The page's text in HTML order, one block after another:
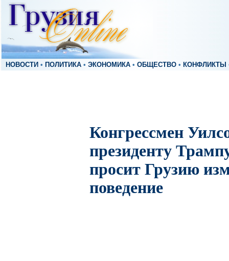
НОВОСТИ • ПОЛИТИКА • ЭКОНОМИКА • ОБЩЕСТВО • КОНФЛИКТЫ
Конгрессмен
президенту
просит Грузию
поведение